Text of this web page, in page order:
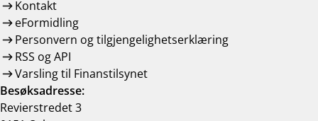
Kontakt
eFormidling
Personvern og tilgjengelighetserklæring
RSS og API
Varsling til Finanstilsynet
Besøksadresse:
Revierstredet 3